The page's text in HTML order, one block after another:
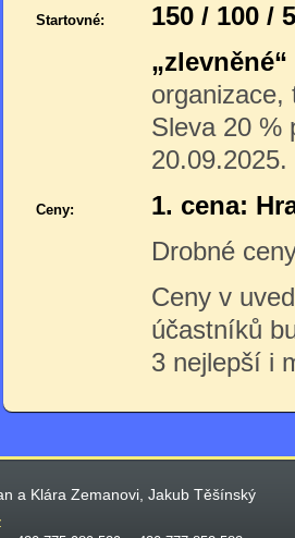
Startovné:
150 / 100 /
„zlevněné“
organizace,
Sleva 20 %
20.09.2025.
Ceny:
1. cena:
Drobné
Ceny v
účastníků
3 nejlepší i
a Klára Zemanovi, Jakub Těšínský